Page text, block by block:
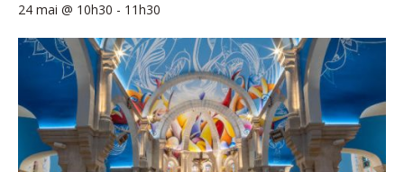
24 mai @ 10h30 - 11h30